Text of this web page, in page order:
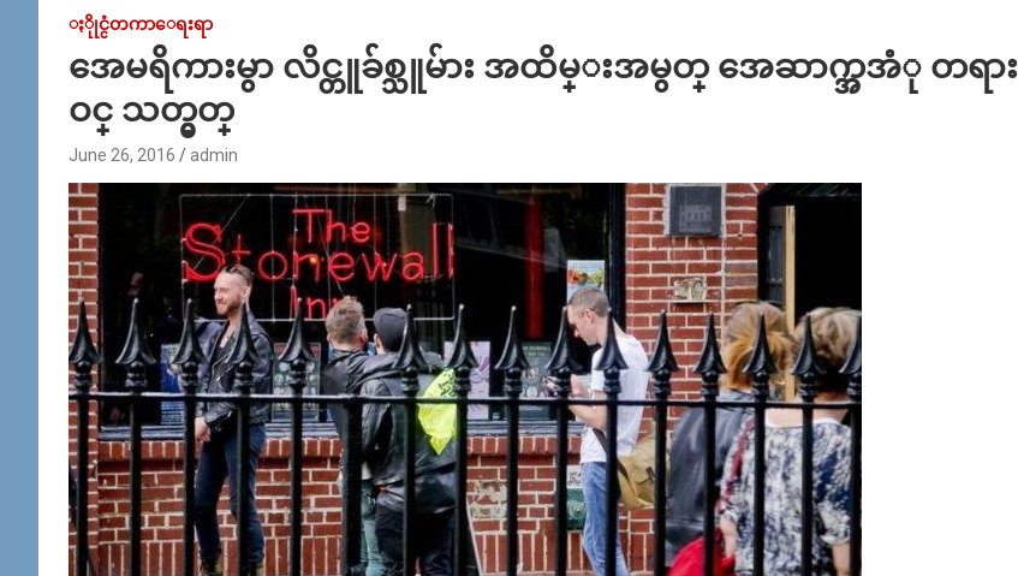
ႏိုုင္ငံတကာေရးရာ
အေမရိကားမွာ လိင္တူခ်စ္သူမ်ား အထိမ္းအမွတ္ အေဆာက္အအံု တရား
ဝင္ သတ္မွတ္
June 26, 2016 admin